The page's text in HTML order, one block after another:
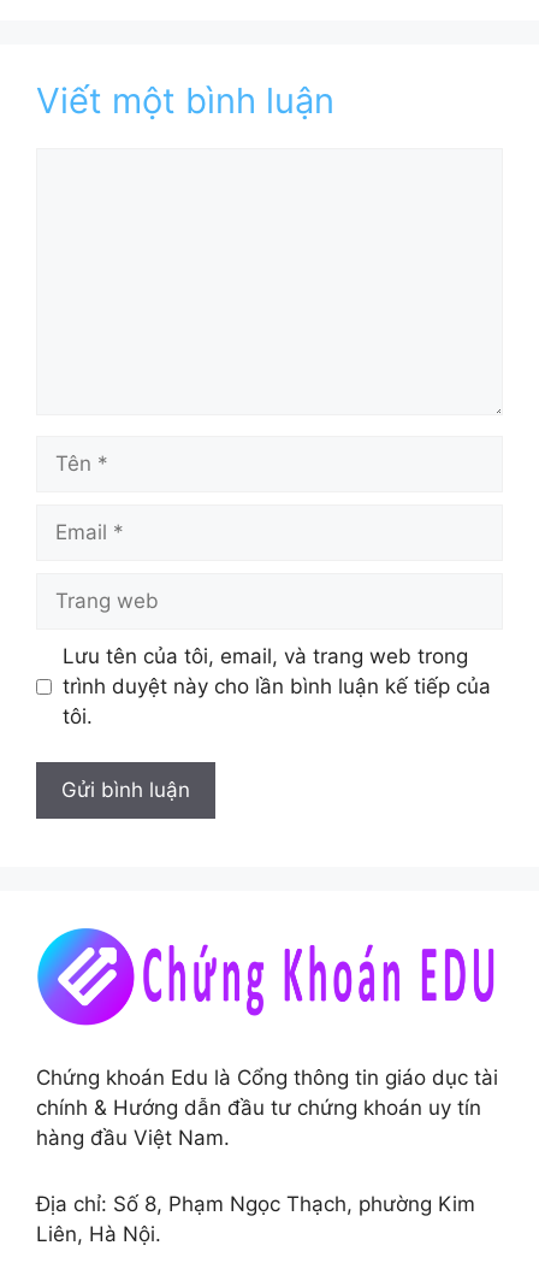
Viết một bình luận
web
Lưu tên của tôi, email, và trang web trong
trình duyệt này cho lần bình luận kế tiếp của
tôi.
Chứng khoán Edu là Cổng thông tin giáo dục tài
chính & Hướng dẫn đầu tư chứng khoán uy tín
hàng đầu Việt Nam.
Địa chỉ: Số 8, Phạm Ngọc Thạch, phường Kim
Liên, Hà Nội.